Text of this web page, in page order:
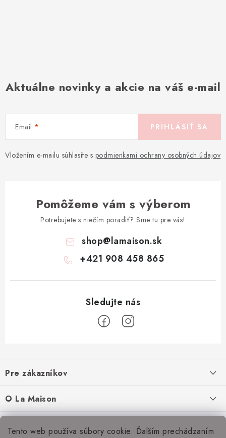
Tento web používa súbory cookie. Ďalším prechádzaním
Aktuálne novinky a akcie na váš e-mail
Email
Vložením e-mailu súhlasíte s podmienkami ochrany osobných údajov
PRIHLÁSIŤ SA
Pomôžeme vám s výberom
Potrebujete s niečím poradiť? Sme tu pre vás!
shop@lamaison.sk
+421 908 458 865
p
ä
t
i
Pre zákazníkov
Doprava a platba
Obchodné podmienky
O La Maison
O nás
Inšpirácie